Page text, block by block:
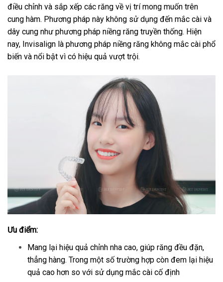
điều chỉnh và sắp xếp các răng về vị trí mong muốn trên
cung hàm. Phương pháp này không sử dụng đến mắc cài và
dây cung như phương pháp niềng răng truyền thống. Hiện
nay, Invisalign là phương pháp niềng răng không mắc cài phổ
biến và nổi bật vì có hiệu quả vượt trội.
Ưu điểm:
Mang lại hiệu quả chỉnh nha cao, giúp răng đều đặn,
thẳng hàng. Trong một số trường hợp còn đem lại hiệu
quả cao hơn so với sử dụng mắc cài cố định